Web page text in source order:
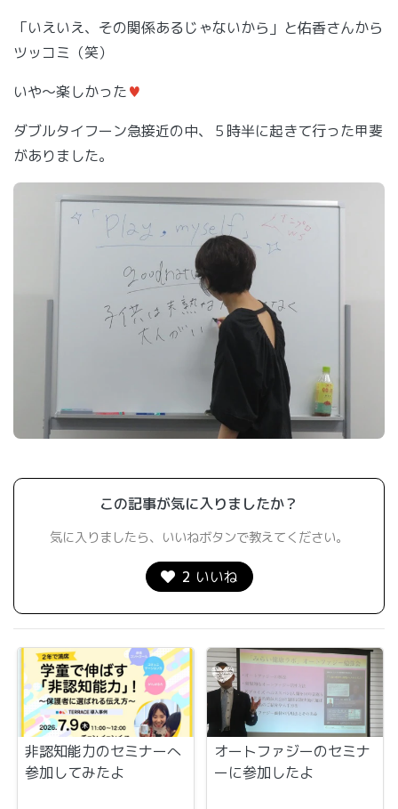
「いえいえ、その関係あるじゃないから」と佑香さんから
ツッコミ（笑）
いや～楽しかった♥
ダブルタイフーン急接近の中、５時半に起きて行った甲斐
がありました。
この記事が気に入りましたか？
気に入りましたら、いいねボタンで教えてください。
2 いいね
非認知能力のセミナーへ
参加してみたよ
オートファジーのセミナ
ーに参加したよ